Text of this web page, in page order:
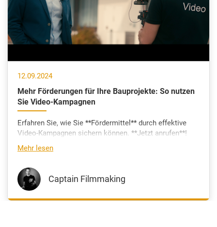
12.09.2024
Mehr Förderungen für Ihre Bauprojekte: So nutzen
Sie Video-Kampagnen
Erfahren Sie, wie Sie **Fördermittel** durch effektive
Video-Kampagnen sichern können. **Jetzt anrufen**!
Mehr lesen
Captain Filmmaking